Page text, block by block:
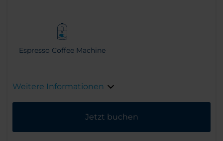
Espresso Coffee Machine
Weitere Informationen
Jetzt buchen